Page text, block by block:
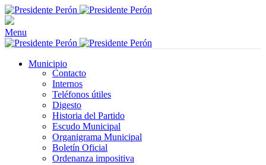
Menu
Municipio
Contacto
Internos
Teléfonos útiles
Digesto
Historia del Partido
Escudo Municipal
Organigrama Municipal
Boletín Oficial
Ordenanza impositiva